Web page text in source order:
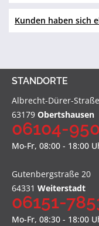
Kunden haben sich
STANDORTE
Albrecht-Dürer-
63179 Obertshausen
06104-
Mo-Fr, 08:00 - 18:00
Gutenbergstraße 20
64331 Weiterstadt
06151-
Mo-Fr, 08:30 - 18:00